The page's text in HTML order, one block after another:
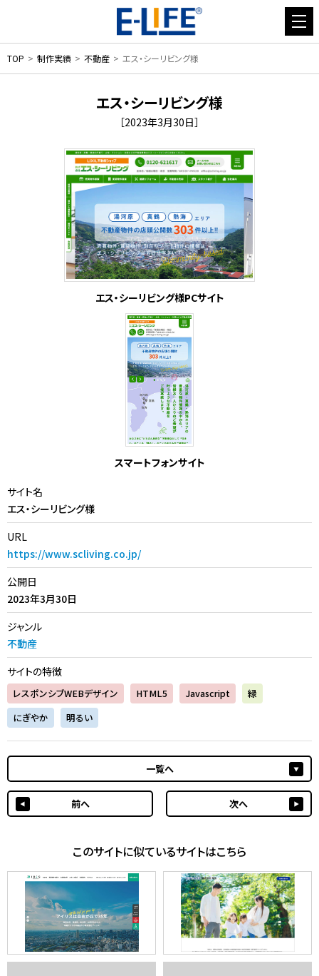
TOP 制作実績 不動産 エス・シーリビング様
エス・シーリビング様
［2023年3月30日］
エス・シーリビング様PCサイト
スマートフォンサイト
サイト名
エス・シーリビング様
URL
https://www.scliving.co.jp/
公開日
2023年3月30日
ジャンル
不動産
サイトの特徴
レスポンシブWEBデザイン HTML5 Javascript
緑
にぎやか
明るい
前へ
一覧へ
次へ
このサイトに似ているサイトはこちら